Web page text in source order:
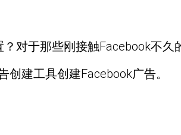
对于那些刚接触Facebook不久
建工具创建Facebook广告。